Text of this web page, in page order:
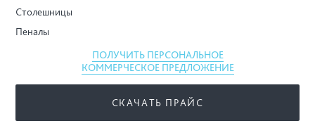
Столешницы
Пеналы
ПОЛУЧИТЬ ПЕРСОНАЛЬНОЕ
КОММЕРЧЕСКОЕ ПРЕДЛОЖЕНИЕ
СКАЧАТЬ ПРАЙС